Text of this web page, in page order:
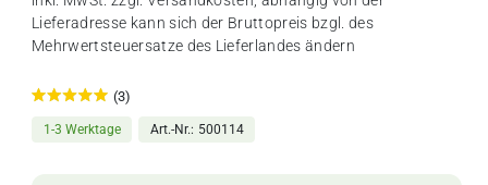
Lieferadresse kann sich der Bruttopreis bzgl. des
Mehrwertsteuersatze des Lieferlandes ändern
1-3 Werktage Art.-Nr. 500114
(3)